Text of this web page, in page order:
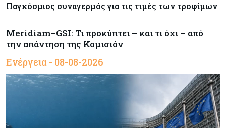
Παγκόσμιος συναγερμός για τις τιμές των τροφίμων
Meridiam–GSI: Τι προκύπτει – και τι όχι – από
την απάντηση της Κομισιόν
Ενέργεια - 08-08-2026